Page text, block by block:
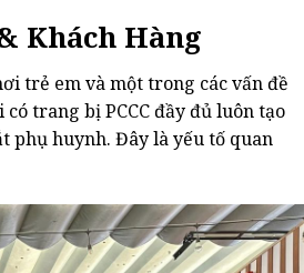
Khách Hàng
trẻ em và một trong các vấn đề
trang bị PCCC đầy đủ luôn tạo
phụ huynh. Đây là yếu tố quan